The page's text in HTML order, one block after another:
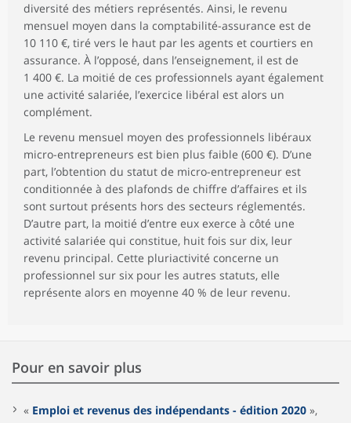
diversité des métiers représentés. Ainsi, le revenu
mensuel moyen dans la comptabilité-assurance est de
10 110 €, tiré vers le haut par les agents et courtiers en
assurance. À l’opposé, dans l’enseignement, il est de
1 400 €. La moitié de ces professionnels ayant également
une activité salariée, l’exercice libéral est alors un
complément.
Le revenu mensuel moyen des professionnels libéraux
micro-entrepreneurs est bien plus faible (600 €). D’une
part, l’obtention du statut de micro-entrepreneur est
conditionnée à des plafonds de chiffre d’affaires et ils
sont surtout présents hors des secteurs réglementés.
D’autre part, la moitié d’entre eux exerce à côté une
activité salariée qui constitue, huit fois sur dix, leur
revenu principal. Cette pluriactivité concerne un
professionnel sur six pour les autres statuts, elle
représente alors en moyenne 40 % de leur revenu.
Pour en savoir plus
« Emploi et revenus des indépendants - édition 2020 »,